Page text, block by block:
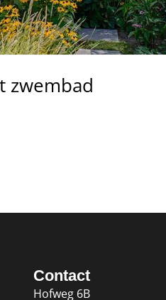
zwembad
Contact
Hofweg 6B